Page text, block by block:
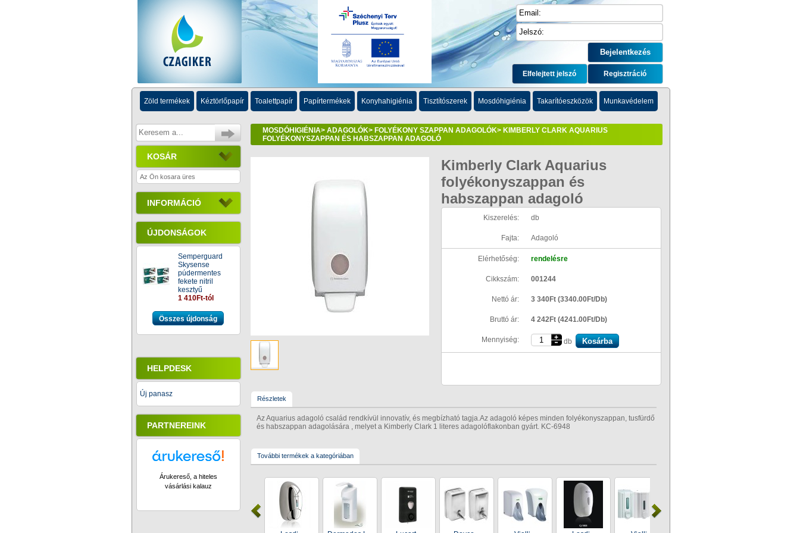
Regisztráció
Elfelejtett jelszó
Zöld termékek Kéztörlőpapír Toalettpapír Papírtermékek Konyhahigiénia Tisztítószerek Mosdóhigiénia Takarítóeszközök Munkavédelem
KOSÁR
Az Ön kosara üres
INFORMÁCIÓ
ÚJDONSÁGOK
Semperguard
Skysense
púdermentes
fekete nitril
kesztyű
1 410Ft-tól
Összes újdonság
HELPDESK
Új panasz
PARTNEREINK
Árukereső, a hiteles
vásárlási kalauz
MOSDÓHIGIÉNIA> ADAGOLÓK> FOLYÉKONY SZAPPAN ADAGOLÓK> KIMBERLY CLARK AQUARIUS
FOLYÉKONYSZAPPAN ÉS HABSZAPPAN ADAGOLÓ
Kimberly Clark Aquarius
folyékonyszappan és
habszappan adagoló
Kiszerelés: db
Fajta: Adagoló
Elérhetőség: rendelésre
Cikkszám: 001244
Nettó ár: 3 340Ft (3340.00Ft/Db)
Bruttó ár: 4 242Ft (4241.00Ft/Db)
Mennyiség: db
Részletek
Az Aquarius adagoló család rendkívül innovatív, és megbízható tagja.Az adagoló képes minden folyékonyszappan, tusfürdő
és habszappan adagolására , melyet a Kimberly Clark 1 literes adagolóflakonban gyárt. KC-6948
További termékek a kategóriában